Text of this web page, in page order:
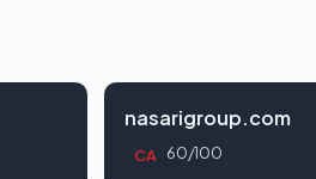
nasarigroup.com
CA 60/100